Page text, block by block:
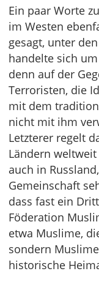
Ein paar Worte
im Westen
gesagt, unter
handelte sich
denn auf der
Terroristen, die
mit dem
nicht mit ihm
Letzterer regelt
Ländern
auch in
Gemeinschaft
dass fast ein
Föderation
etwa Muslime,
sondern
historische